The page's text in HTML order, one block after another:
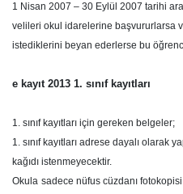
1 Nisan 2007 – 30 Eylül 2007 tarihi
velileri okul idarelerine başvururlarsa
istediklerini beyan ederlerse bu
e kayıt 2013 1. sınıf kayıtları
1. sınıf kayıtları için gereken belgeler;
1. sınıf kayıtları adrese dayalı olarak
kağıdı istenmeyecektir.
Okula sadece nüfus cüzdanı